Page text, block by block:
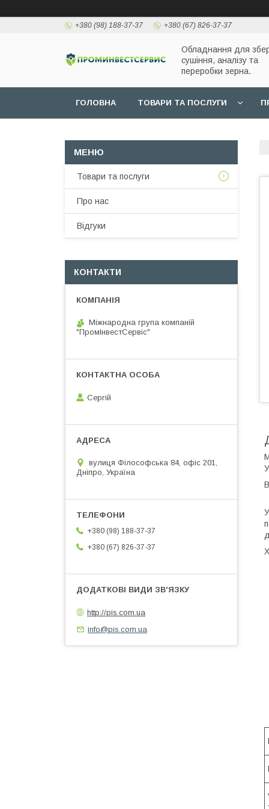
+380 (98) 188-37-37 +380 (67) 826-37-37
Обладнання для
сушіння, аналізу та
переробки зерна.
ГОЛОВНА ТОВАРИ ТА ПОСЛУГИ
Товари та послуги
Про нас
Відгуки
КОНТАКТИ
Міжнародна група компаній
"ПромІнвестСервіс"
Сергій
вулиця Філософська 84, офіс 201,
Дніпро, Україна
+380 (98) 188-37-37
+380 (67) 826-37-37
http://pis.com.ua
info@pis.com.ua